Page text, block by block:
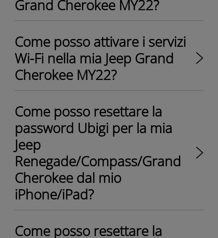
Grand Cherokee MY22?
Come posso attivare i servizi
Wi-Fi nella mia Jeep Grand
Cherokee MY22?
Come posso resettare la
password Ubigi per la mia
Jeep
Renegade/Compass/Grand
Cherokee dal mio
iPhone/iPad?
Come posso resettare la